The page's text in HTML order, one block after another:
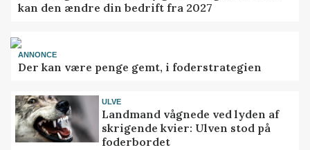
kan den ændre din bedrift fra 2027
ANNONCE
Der kan være penge gemt, i foderstrategien
ULVE
Landmand vågnede ved lyden af
skrigende kvier: Ulven stod på
foderbordet